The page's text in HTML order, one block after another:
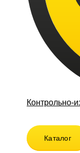
Контрольно-
Каталог